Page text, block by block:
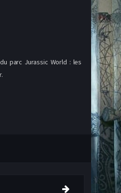
parc Jurassic World : les